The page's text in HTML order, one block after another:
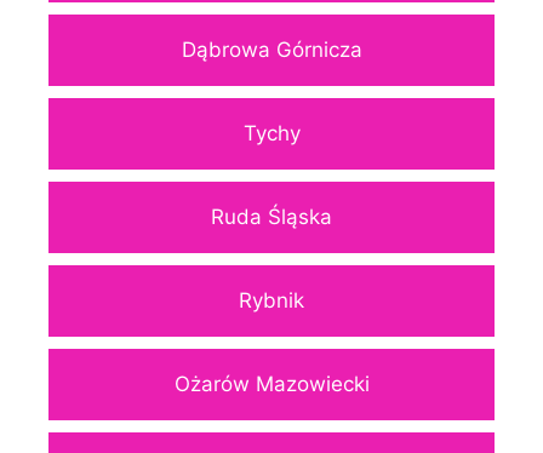
Dąbrowa Górnicza
Tychy
Ruda Śląska
Rybnik
Ożarów Mazowiecki